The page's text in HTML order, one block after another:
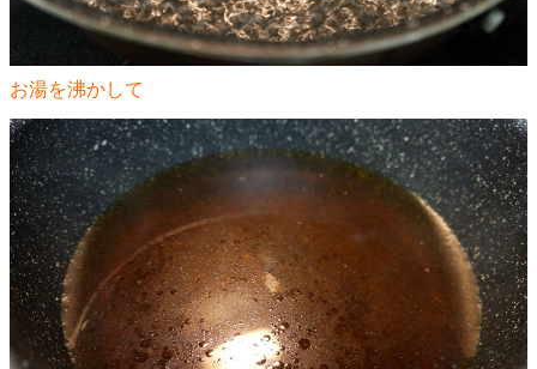
お湯を沸かして